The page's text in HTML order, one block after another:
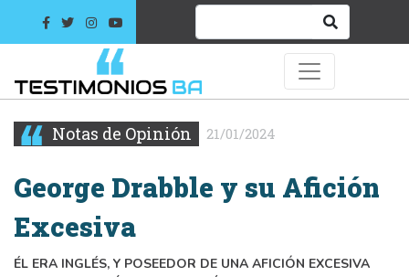
Notas de Opinión 21/01/2024
George Drabble y su Afición
Excesiva
ÉL ERA INGLÉS, Y POSEEDOR DE UNA AFICIÓN EXCESIVA